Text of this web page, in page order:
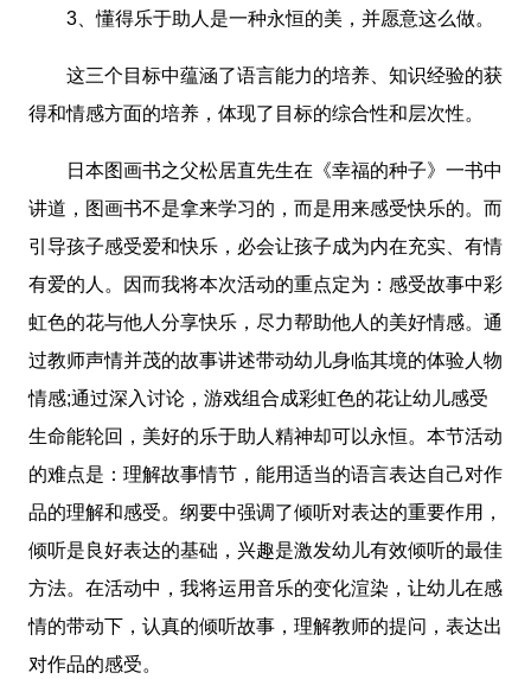
3、懂得乐于助人是一种永恒的美，并愿意这么做。
这三个目标中蕴涵了语言能力的培养、知识经验的获
得和情感方面的培养，体现了目标的综合性和层次性。
日本图画书之父松居直先生在《幸福的种子》一书中
讲道，图画书不是拿来学习的，而是用来感受快乐的。而
引导孩子感受爱和快乐，必会让孩子成为内在充实、有情
有爱的人。因而我将本次活动的重点定为：感受故事中彩
虹色的花与他人分享快乐，尽力帮助他人的美好情感。通
过教师声情并茂的故事讲述带动幼儿身临其境的体验人物
情感;通过深入讨论，游戏组合成彩虹色的花让幼儿感受
生命能轮回，美好的乐于助人精神却可以永恒。本节活动
的难点是：理解故事情节，能用适当的语言表达自己对作
品的理解和感受。纲要中强调了倾听对表达的重要作用，
倾听是良好表达的基础，兴趣是激发幼儿有效倾听的最佳
方法。在活动中，我将运用音乐的变化渲染，让幼儿在感
情的带动下，认真的倾听故事，理解教师的提问，表达出
对作品的感受。